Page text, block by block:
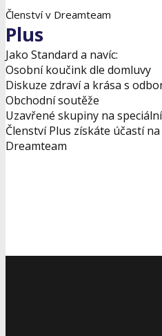
Členství v Dreamteam
Plus
Jako Standard a navíc:
Osobní koučink dle domluvy
Diskuze zdraví a krása s
Obchodní soutěže
Uzavřené skupiny na
Členství Plus získáte účastí
Dreamteam